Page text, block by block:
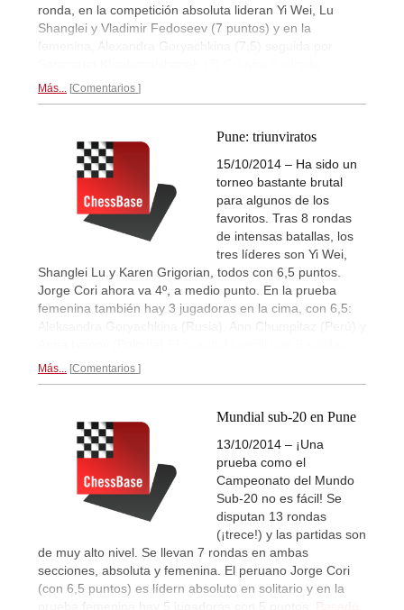
ronda, en la competición absoluta lideran Yi Wei, Lu
Shanglei y Vladimir Fedoseev (7 puntos) y en la
femenina, Alexandra Goryachkina (7,5) seguida por
Más... Comentarios
Pune: triunviratos
15/10/2014 – Ha sido un
torneo bastante brutal
para algunos de los
favoritos. Tras 8 rondas
de intensas batallas, los
tres líderes son Yi Wei,
Shanglei Lu y Karen Grigorian, todos con 6,5 puntos.
Jorge Cori ahora va 4º, a medio punto. En la prueba
femenina también hay 3 jugadoras en la cima, con 6,5:
Aleksandra Goryachkina (Rusia), Ann Chumpitaz (Perú) y
Más... Comentarios
Mundial sub-20 en Pune
13/10/2014 – ¡Una
prueba como el
Campeonato del Mundo
Sub-20 no es fácil! Se
disputan 13 rondas
(¡trece!) y las partidas son
de muy alto nivel. Se llevan 7 rondas en ambas
secciones, absoluta y femenina. El peruano Jorge Cori
(con 6,5 puntos) es lídern absoluto en solitario y en la
prueba femenina hay 5 jugadoras con 5 puntos. Pasado